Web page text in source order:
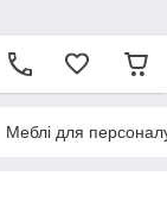
Меблі для